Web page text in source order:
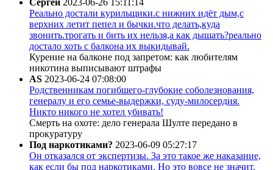
Сергей 2023-06-26 15:11:14
Реально достали курильщики.с нижних идёт дым,с
верхних летит пепел и бычки.что делать,куда
звонить.трогать и бить их нельзя,а как дышать?реально
достало хоть с балкона их выкидывай.
Курение на балконе под запретом: как любителям
никотина выписывают штрафы
AS 2023-06-24 07:08:00
Родственникам погибшего-глубокие соболезнования,
генералу и его семье-выдержки, суду-милосердия.
Никто никого не хотел убивать!
Смерть на охоте: дело генерала Шулте передано в
прокуратуру
Под наркотиками? 2023-06-09 05:27:17
Он отказался от экспертизы. За это такое же наказание,
как если бы под наркотиками. Но это вовсе не значит,